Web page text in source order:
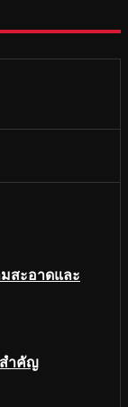
สะอาดและ
สำคัญ